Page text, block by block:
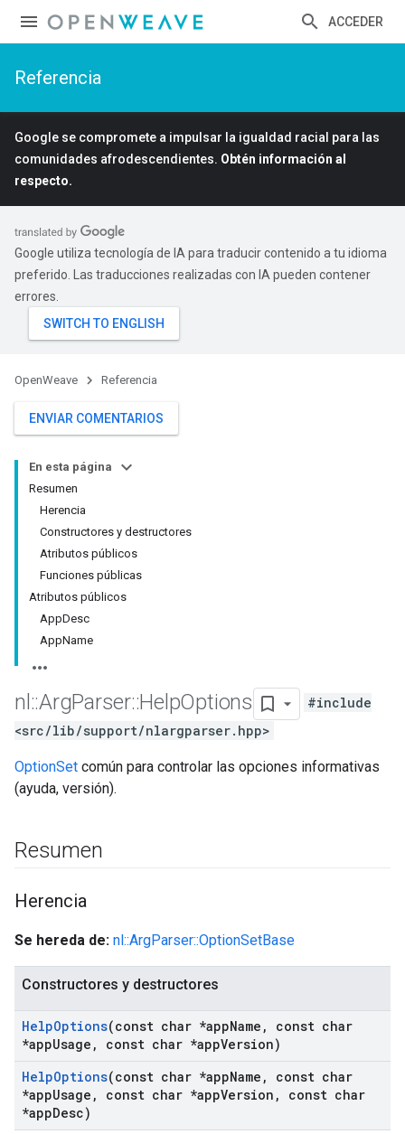
ACCEDER
Referencia
Google se compromete a impulsar la igualdad racial para las
comunidades afrodescendientes. Obtén información al
respecto.
Google utiliza tecnología de IA para traducir contenido a tu idioma
preferido. Las traducciones realizadas con IA pueden contener
errores.
OpenWeave Referencia
ENVIAR COMENTARIOS
En esta página
Resumen
Herencia
Constructores y destructores
Atributos públicos
Funciones públicas
Atributos públicos
AppDesc
AppName
nl ::ArgParser::HelpOptions
#include
<src/lib/support/nlargparser.hpp>
OptionSet común para controlar las opciones informativas
(ayuda, versión).
Resumen
Herencia
Se hereda de: nl::ArgParser::OptionSetBase
Constructores y destructores
HelpOptions(const char *appName ,
const char
*appUsage , const char *appVersion)
HelpOptions(const char *appName ,
const char
*appUsage , const char *appVersion ,
const char
*appDesc)